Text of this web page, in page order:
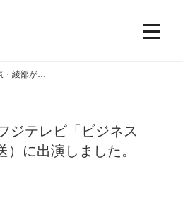
ジテレビ「ビジネス
に出演しました。
当社代表・綾部がフジテレビ「ビジネスSwitch」（4/29放送）に出演しました。